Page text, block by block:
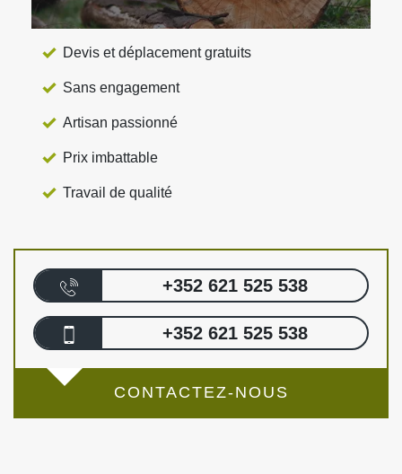
Devis et déplacement gratuits
Sans engagement
Artisan passionné
Prix imbattable
Travail de qualité
+352 621 525 538
+352 621 525 538
CONTACTEZ-NOUS